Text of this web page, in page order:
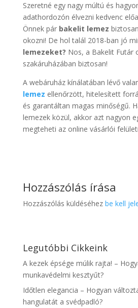
Szeretné egy nagy múltú és
adathordozón élvezni kedvenc
Önnek pár bakelit lemez
okozni! De hol talál 2018-ban jó
lemezeket? Nos, a Bakelit Futár
szakáruházában biztosan!
A webáruház kínálatában lévő
lemez ellenőrzött, hitelesített
és garantáltan magas minőségű.
lemezek közül, akkor azt nagyon
megteheti az online vásárlói
Hozzászólás írása
Hozzászólás küldéséhez be kell
Legutóbbi Cikkeink
A kezek épsége múlik rajta! –
munkavédelmi kesztyűt?
Időtlen elegancia – Hogyan
hangulatát a svédpadló?